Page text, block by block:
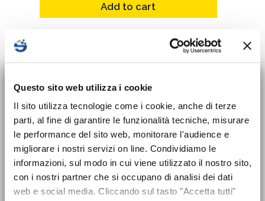
Questo sito web utilizza i cookie
Il sito utilizza tecnologie come i cookie, anche di terze
parti, al fine di garantire le funzionalità tecniche, misurare
le performance del sito web, monitorare l'audience e
migliorare i nostri servizi on line. Condividiamo le
informazioni, sul modo in cui viene utilizzato il nostro sito,
con i nostri partner che si occupano di analisi dei dati
web e social media. Cliccando sul tasto "Accetta tutti"
Add to cart
08 Ottobre 2026
CORSI PER LA SICUREZZA DEI
Nuovo corso sulla
sicurezza per Datori
di Lavoro disponibile!
Dal 24 maggio 2025 entra in vigore
l’obbligo formativo previsto dal nuovo
Accordo Stato-Regioni 2025 che introduce